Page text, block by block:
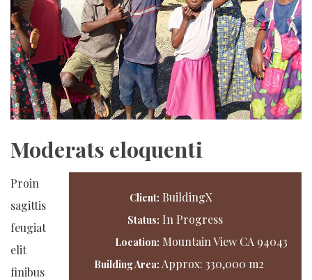
Moderats eloquenti
Client: BuildingX
Status: In Progress
Location: Mountain View CA 94043
Building Area: Approx: 330,000 m2
Proin
sagittis
feugiat
elit
finibus